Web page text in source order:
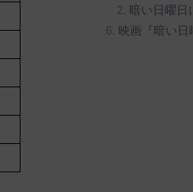
暗い日曜日
映画『暗い日